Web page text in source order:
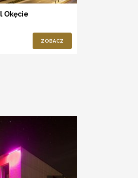
Okęcie
ZOBACZ